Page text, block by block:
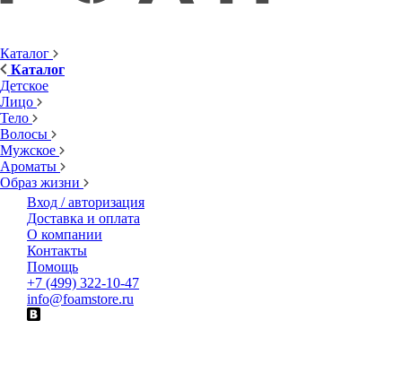
Каталог
Каталог
Детское
Лицо
Тело
Волосы
Мужское
Ароматы
Образ жизни
Вход / авторизация
Доставка и оплата
О компании
Контакты
Помощь
+7 (499) 322-10-47
info@foamstore.ru